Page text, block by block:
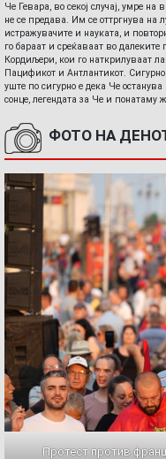
Че Гевара, во секој случај, умре
не се предава. Им се оттргнува на
истражувачите и науката, и
го бараат и среќаваат во
Кордиљери, кои го наткрилуваат
Пацификот и Антлантикот.
уште по сигурно е дека Че
сонце, легендата за Че и понатаму
ФОТО НА
Протест против